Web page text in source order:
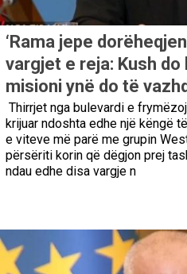
‘Rama jepe
vargjet e reja: Kush
misioni ynë do të
Thirrjet nga bulevardi e
krijuar ndoshta edhe një këngë
e viteve më parë me grupin
përsëriti korin që dëgjon prej
ndau edhe disa vargje n